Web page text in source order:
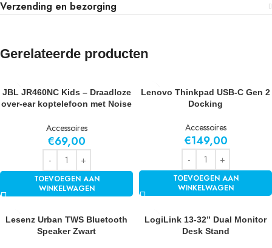
Verzending en bezorging
Gerelateerde producten
JBL JR460NC Kids – Draadloze
over-ear koptelefoon met Noise
Accessoires
€69,00
TOEVOEGEN AAN
WINKELWAGEN
Lenovo Thinkpad USB-C Gen 2
Docking
Accessoires
€149,00
TOEVOEGEN AAN
WINKELWAGEN
Lesenz Urban TWS Bluetooth
Speaker Zwart
LogiLink 13-32” Dual Monitor
Desk Stand